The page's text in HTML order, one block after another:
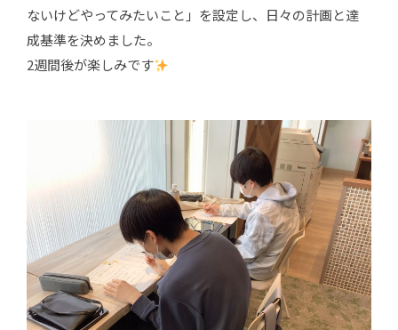
ないけどやってみたいこと」を設定し、日々の計画と達
成基準を決めました。
2週間後が楽しみです